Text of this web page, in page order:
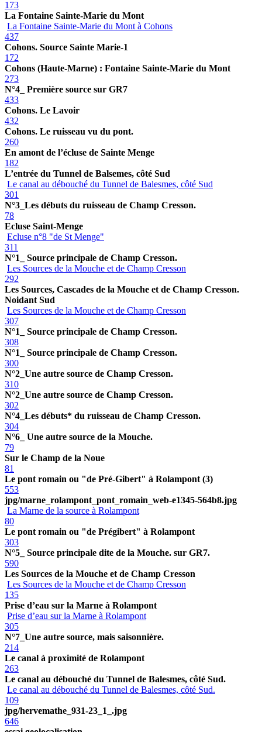
173
La Fontaine Sainte-Marie du Mont
La Fontaine Sainte-Marie du Mont à Cohons
437
Cohons. Source Sainte Marie-1
172
Cohons (Haute-Marne) : Fontaine Sainte-Marie du Mont
273
N°4_ Première source sur GR7
433
Cohons. Le Lavoir
432
Cohons. Le ruisseau vu du pont.
260
En amont de l’écluse de Sainte Menge
182
L’entrée du Tunnel de Balsemes, côté Sud
Le canal au débouché du Tunnel de Balesmes, côté Sud
301
N°3_Les débuts du ruisseau de Champ Cresson.
78
Ecluse Saint-Menge
Ecluse n°8 "de St Menge"
311
N°1_ Source principale de Champ Cresson.
Les Sources de la Mouche et de Champ Cresson
292
Les Sources, Cascades de la Mouche et de Champ Cresson.
Noidant Sud
Les Sources de la Mouche et de Champ Cresson
307
N°1_ Source principale de Champ Cresson.
308
N°1_ Source principale de Champ Cresson.
300
N°2_Une autre source de Champ Cresson.
310
N°2_Une autre source de Champ Cresson.
302
N°4_Les débuts* du ruisseau de Champ Cresson.
304
N°6_ Une autre source de la Mouche.
79
Sur le Champ de la Noue
81
Le pont romain ou "de Pré-Gibert" à Rolampont (3)
553
jpg/marne_rolampont_pont_romain_web-e1345-564b8.jpg
La Marne de la source à Rolampont
80
Le pont romain ou "de Prégibert" à Rolampont
303
N°5_ Source principale dite de la Mouche. sur GR7.
590
Les Sources de la Mouche et de Champ Cresson
Les Sources de la Mouche et de Champ Cresson
135
Prise d’eau sur la Marne à Rolampont
Prise d’eau sur la Marne à Rolampont
305
N°7_Une autre source, mais saisonnière.
214
Le canal à proximité de Rolampont
263
Le canal au débouché du Tunnel de Balesmes, côté Sud.
Le canal au débouché du Tunnel de Balesmes, côté Sud.
109
jpg/hervemathe_931-23_1_.jpg
646